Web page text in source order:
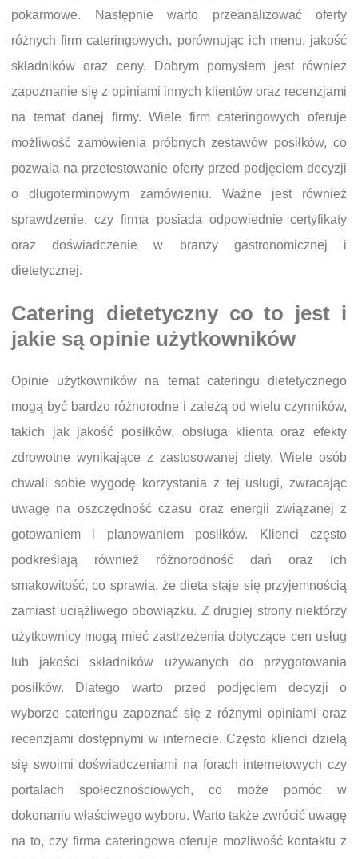
pokarmowe. Następnie warto przeanalizować oferty
różnych firm cateringowych, porównując ich menu, jakość
składników oraz ceny. Dobrym pomysłem jest również
zapoznanie się z opiniami innych klientów oraz recenzjami
na temat danej firmy. Wiele firm cateringowych oferuje
możliwość zamówienia próbnych zestawów posiłków, co
pozwala na przetestowanie oferty przed podjęciem decyzji
o długoterminowym zamówieniu. Ważne jest również
sprawdzenie, czy firma posiada odpowiednie certyfikaty
oraz doświadczenie w branży gastronomicznej i
dietetycznej.
Catering dietetyczny co to jest i
jakie są opinie użytkowników
Opinie użytkowników na temat cateringu dietetycznego
mogą być bardzo różnorodne i zależą od wielu czynników,
takich jak jakość posiłków, obsługa klienta oraz efekty
zdrowotne wynikające z zastosowanej diety. Wiele osób
chwali sobie wygodę korzystania z tej usługi, zwracając
uwagę na oszczędność czasu oraz energii związanej z
gotowaniem i planowaniem posiłków. Klienci często
podkreślają również różnorodność dań oraz ich
smakowitość, co sprawia, że dieta staje się przyjemnością
zamiast uciążliwego obowiązku. Z drugiej strony niektórzy
użytkownicy mogą mieć zastrzeżenia dotyczące cen usług
lub jakości składników używanych do przygotowania
posiłków. Dlatego warto przed podjęciem decyzji o
wyborze cateringu zapoznać się z różnymi opiniami oraz
recenzjami dostępnymi w internecie. Często klienci dzielą
się swoimi doświadczeniami na forach internetowych czy
portalach społecznościowych, co może pomóc w
dokonaniu właściwego wyboru. Warto także zwrócić uwagę
na to, czy firma cateringowa oferuje możliwość kontaktu z